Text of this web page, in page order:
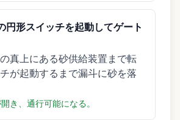
円形スイッチを起動してゲート
真上にある砂供給装置まで転
が起動するまで漏斗に砂を落
き、通行可能になる。